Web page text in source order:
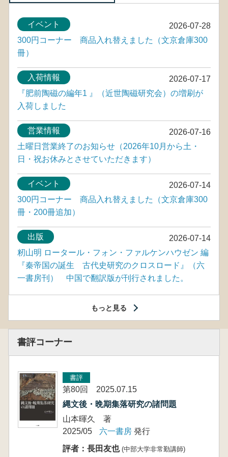
2026-07-28
イベント
300円コーナー 商品入れ替えました（文京倉庫300
冊）
2026-07-17
入荷情報
『肥前陶磁の編年1 』（近世陶磁研究会）の増刷が
入荷しました
2026-07-16
営業情報
土曜日営業終了のお知らせ（2026年10月から土・
日・祝お休みとさせていただきます）
2026-07-14
イベント
300円コーナー 商品入れ替えました（文京倉庫300
冊・200冊追加）
2026-07-14
出版
籾山明 ロータール・フォン・ファルケンハウゼン 編
『秦帝国の誕生 古代史研究のクロスロード』（六
一書房刊） 中国で翻訳版が刊行されました。
もっと見る
書評コーナー
書評
第80回 2025.07.15
縄文後・晩期集落研究の諸問題
山本暉久 著
2025/05
六一書房 発行
評者：長田友也 (中部大学非常勤講師)